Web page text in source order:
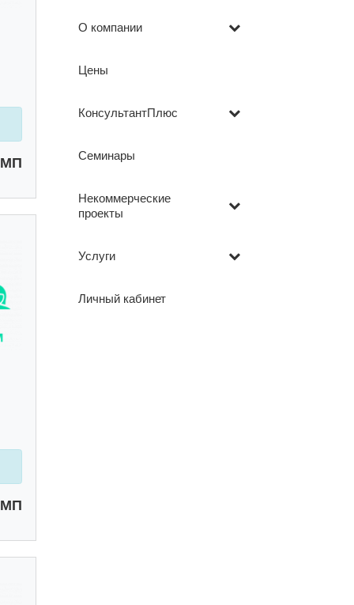
О компании
Цены
КонсультантПлюс
Семинары
Некоммерческие
проекты
Услуги
Личный кабинет